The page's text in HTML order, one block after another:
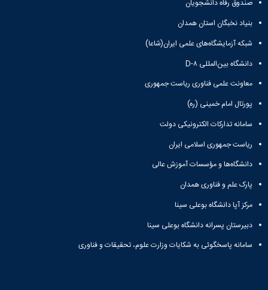
Research
صندوق رفاه دانشجویان
بنیاد نخبگان استان همدان
شبکه آزمایشگاه‌های علمی ایران(شاعا)
دانشگاه بین‌المللی D-۸
معاونت علمی فناوری ریاست جمهوری
پورتال امام خمینی (ره)
سامانه تدارکات الکترونیکی دولت
ریاست جمهوری اسلامی ایران
دانشگاه‌ها و مؤسسات آموزش عالی
پارک علم و فناوری همدان
مرکز آپا دانشگاه بوعلی سینا
دبیرستان پسرانه دانشگاه بوعلی سینا
سامانه پاسخگوئی به شکایات وزارت علوم، تحقیقات و فناوری